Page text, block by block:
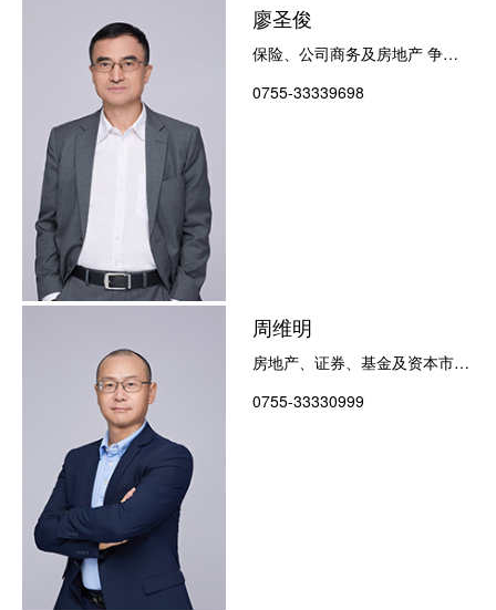
廖圣俊
保险、公司商务及房地产 争议
0755-33339698
周维明
房地产、证券、基金及资本市场
0755-33330999